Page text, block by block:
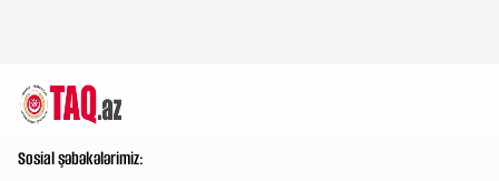
Sosial şəbəkələrimiz: